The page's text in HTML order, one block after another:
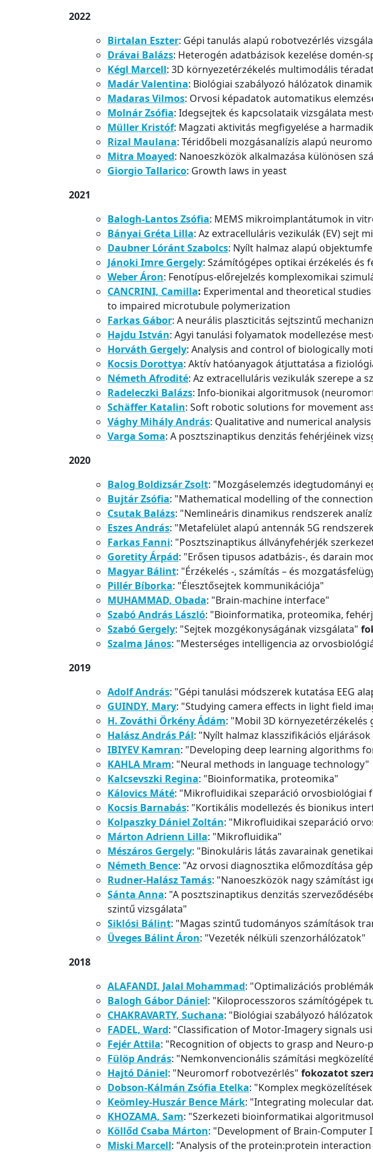
2022
Birtalan Eszter: Gépi tanulás alapú robotvezérlés
Drávai Balázs: Heterogén adatbázisok kezelése domén-
Kégl Marcell: 3D környezetérzékelés multimodális
Madár Valentina: Biológiai szabályozó hálózatok
Madaras Vilmos: Orvosi képadatok automatikus
Molnár Zsófia: Idegsejtek és kapcsolataik vizsgálata
Müller Kristóf: Magzati aktivitás megfigyelése a
Rizal Maulana: Téridőbeli mozgásanalízis alapú
Mitra Moayed: Nanoeszközök alkalmazása különösen
Giorgio Tallarico: Growth laws in yeast
2021
Balogh-Lantos Zsófia: MEMS mikroimplantátumok in
Bányai Gréta Lilla: Az extracelluláris vezikulák (EV) sejt
Daubner Lóránt Szabolcs: Nyílt halmaz alapú
Jánoki Imre Gergely: Számítógépes optikai érzékelés
Weber Áron: Fenotípus-előrejelzés komplexomikai
CANCRINI, Camilla: Experimental and theoretical
to impaired microtubule polymerization
Farkas Gábor: A neurális plaszticitás sejtszintű
Hajdu István: Agyi tanulási folyamatok modellezése
Horváth Gergely: Analysis and control of biologically
Kocsis Dorottya: Aktív hatóanyagok átjuttatása a
Németh Afrodité: Az extracelluláris vezikulák szerepe a
Radeleczki Balázs: Info-bionikai algoritmusok
Schäffer Katalin: Soft robotic solutions for movement
Vághy Mihály András: Qualitative and numerical
Varga Soma: A posztszinaptikus denzitás fehérjéinek
2020
Balog Boldizsár Zsolt: "Mozgáselemzés idegtudományi
Bujtár Zsófia: "Mathematical modelling of the
Csutak Balázs: "Nemlineáris dinamikus rendszerek
Eszes András: "Metafelület alapú antennák 5G
Farkas Fanni: "Posztszinaptikus állványfehérjék
Goretity Árpád: "Erősen tipusos adatbázis-, és darain
Magyar Bálint: "Érzékelés -, számítás – és
Pillér Bíborka: "Élesztősejtek kommunikációja"
MUHAMMAD, Obada: "Brain-machine interface"
Szabó András László: "Bioinformatika, proteomika,
Szabó Gergely: "Sejtek mozgékonyságának vizsgálata"
Szalma János: "Mesterséges intelligencia az
2019
Adolf András: "Gépi tanulási módszerek kutatása EEG
GUINDY, Mary: "Studying camera effects in light field
H. Zováthi Örkény Ádám: "Mobil 3D
Halász András Pál: "Nyílt halmaz klasszifikációs
IBIYEV Kamran: "Developing deep learning algorithms
KAHLA Mram: "Neural methods in language technology"
Kalcsevszki Regina: "Bioinformatika, proteomika"
Kálovics Máté: "Mikrofluidikai szeparáció orvosbiológiai
Kocsis Barnabás: "Kortikális modellezés és bionikus
Kolpaszky Dániel Zoltán: "Mikrofluidikai szeparáció
Márton Adrienn Lilla: "Mikrofluidika"
Mészáros Gergely: "Binokuláris látás zavarainak
Németh Bence: "Az orvosi diagnosztika előmozdítása
Rudner-Halász Tamás: "Nanoeszközök nagy számítást
Sánta Anna: "A posztszinaptikus denzitás
szintű vizsgálata"
Siklósi Bálint: "Magas szintű tudományos számítások
Üveges Bálint Áron: "Vezeték nélküli szenzorhálózatok"
2018
ALAFANDI, Jalal Mohammad: "Optimalizációs
Balogh Gábor Dániel: "Kiloprocesszoros számítógépek
CHAKRAVARTY, Suchana: "Biológiai szabályozó
FADEL, Ward: "Classification of Motor-Imagery signals
Fejér Attila: "Recognition of objects to grasp and
Fülöp András: "Nemkonvencionális számítási
Hajtó Dániel: "Neuromorf robotvezérlés" fokozatot
Dobson-Kálmán Zsófia Etelka: "Komplex
Keömley-Huszár Bence Márk: "Integrating molecular
KHOZAMA, Sam: "Szerkezeti bioinformatikai
Köllőd Csaba Márton: "Development of Brain-Computer
Miski Marcell: "Analysis of the protein:protein